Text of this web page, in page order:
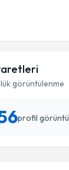
görüntülenme
profil